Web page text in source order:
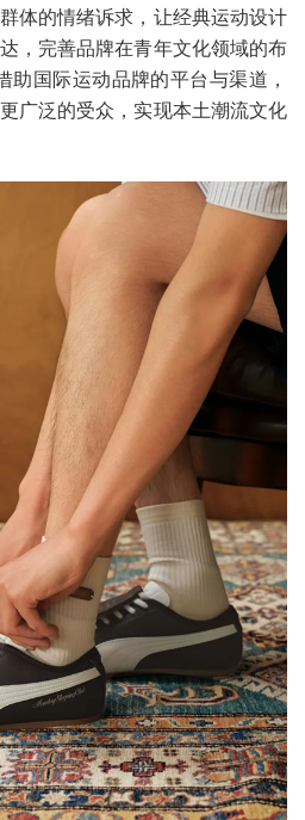
体的情绪诉求，让经典运动设计
，完善品牌在青年文化领域的布
助国际运动品牌的平台与渠道，
广泛的受众，实现本土潮流文化